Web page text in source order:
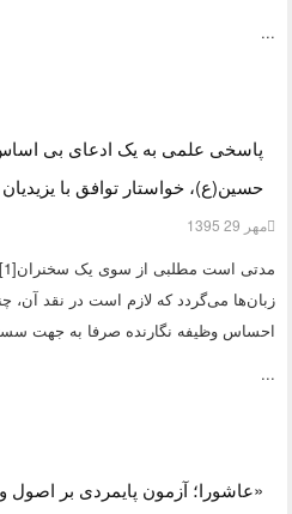
...
پاسخی علمی به یک ادعای بی اساس
حسین(ع)، خواستار توافق با یزیدیان
مهر 29 1395
زبان‌ها می‌گردد که لازم است در نقد
احساس وظیفه نگارنده صرفا به جهت
...
«عاشورا؛ آزمون پایمردی بر